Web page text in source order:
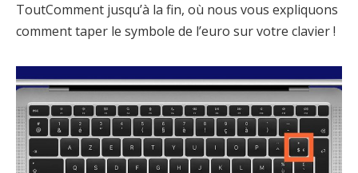
ToutComment jusqu’à la fin, où nous vous expliquons
comment taper le symbole de l’euro sur votre clavier !